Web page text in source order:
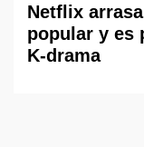
Netflix
popular y es
K-drama